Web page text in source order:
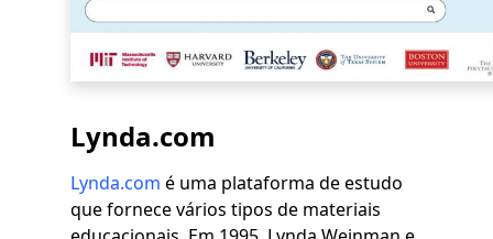
Lynda.com
Lynda.com é uma plataforma de estudo
que fornece vários tipos de materiais